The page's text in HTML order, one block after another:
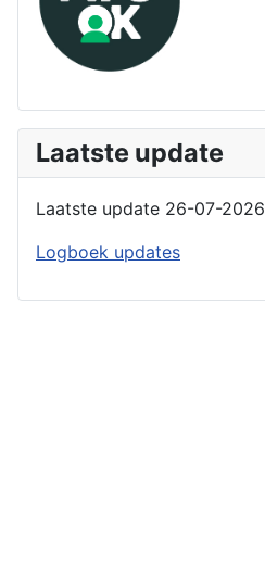
Laatste update
Laatste update 26-07-2026
Logboek updates